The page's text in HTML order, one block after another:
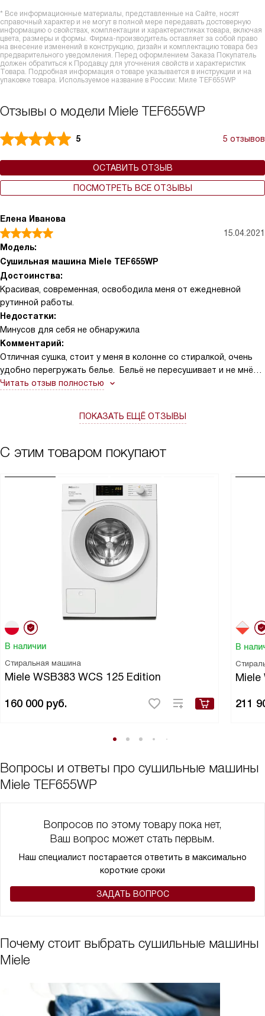
* Все информационные материалы, представленные на Сайте, носят
справочный характер и не могут в полной мере передавать достоверную
информацию о свойствах, комплектации и характеристиках товара, включая
цвета, размеры и формы. Фирма-производитель оставляет за собой право
на внесение изменений в конструкцию, дизайн и комплектацию товара без
предварительного уведомления. Перед оформлением Заказа Покупатель
должен обратиться к Продавцу для уточнения свойств и характеристик
Товара. Подробная информация о товаре указывается в инструкции и на
упаковке товара. Используемое название в России: Миле TEF655WP
Отзывы о модели Miele TEF655WP
5 5 отзывов
ОСТАВИТЬ ОТЗЫВ
ПОСМОТРЕТЬ ВСЕ ОТЗЫВЫ
Елена Иванова
15.04.2021
Модель:
Сушильная машина Miele TEF655WP
Достоинства:
Красивая, современная, освободила меня от ежедневной
рутинной работы.
Недостатки:
Минусов для себя не обнаружила
Комментарий:
Отличная сушка, стоит у меня в колонне со стиралкой, очень
удобно перегружать белье. Бельё не пересушивает и не мнёт.
Очень вместительная, целых 8 кг. Хорошая машина, в будущем,
Читать отзыв полностью
ПОКАЗАТЬ ЕЩЁ ОТЗЫВЫ
С этим товаром покупают
В наличии
Стиральная машина
Miele WSB383 WCS 125 Edition
160 000 руб.
В
Miele
211
Вопросы и ответы про сушильные машины
Miele TEF655WP
Вопросов по этому товару пока нет,
Ваш вопрос может стать первым.
Наш специалист постарается ответить в максимально
короткие сроки
ЗАДАТЬ ВОПРОС
Почему стоит выбрать сушильные машины
Miele